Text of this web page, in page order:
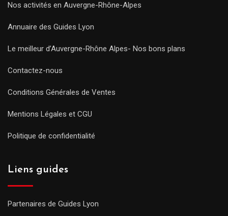
Nos activités en Auvergne-Rhône-Alpes
Annuaire des Guides Lyon
Le meilleur d’Auvergne-Rhône Alpes- Nos bons plans
Contactez-nous
Conditions Générales de Ventes
Mentions Légales et CGU
Politique de confidentialité
Liens guides
Partenaires de Guides Lyon